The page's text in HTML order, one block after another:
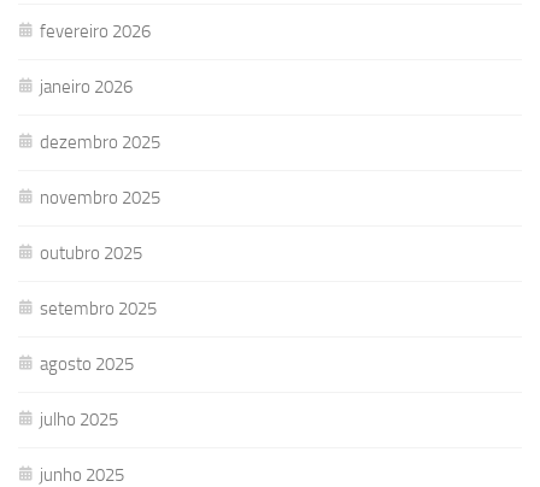
fevereiro 2026
janeiro 2026
dezembro 2025
novembro 2025
outubro 2025
setembro 2025
agosto 2025
julho 2025
junho 2025